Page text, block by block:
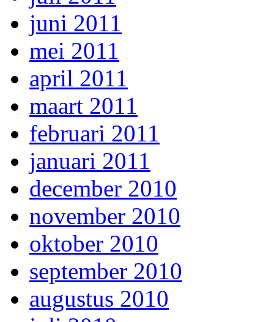
juni 2011
mei 2011
april 2011
maart 2011
februari 2011
januari 2011
december 2010
november 2010
oktober 2010
september 2010
augustus 2010